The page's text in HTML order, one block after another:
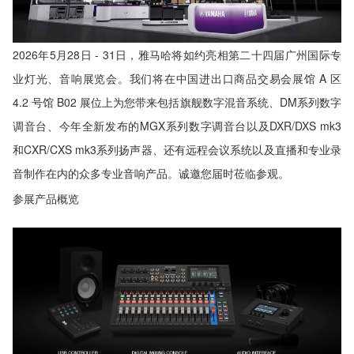
2026年5月28日 - 31日，雅马哈将如约亮相第二十四届广州国际专
业灯光、音响展览会。我们将在中国进出口商品交易会展馆 A 区
4.2 号馆 B02 展位上为您带来包括旗舰数字混音系统、DM系列数字
调音台、今年全新发布的MGX系列数字调音台以及DXR/DXS mk3
和CXR/CXS mk3系列扬声器、还有远程会议系统以及直播和专业录
音制作在内的众多专业音响产品。诚邀您届时莅临参观。
参展产品概览